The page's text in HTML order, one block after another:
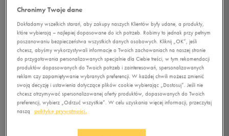
1/1
PUMA T-SHIRT STYLE ATHL
Chronimy Twoje dane
Dokładamy wszelkich starań, aby zakupy naszych Klientów były udane, a produkty,
które wybierają – najlepiej dopasowane do ich potrzeb. Robimy to jednak przy pełnym
poszanowaniu bezpieczeństwa wszystkich danych osobowych. Kliknij „OK”, jeśli
chcesz, abyśmy wykorzystywali informacje o Twoich zachowaniach na naszej stronie
do przygotowania personalizowanych specjalnie dla Ciebie treści, w tym rekomendacji
produktów dopasowanych do Twoich potrzeb i zainteresowań, spersonalizowanych
reklam czy zapamiętywanie wybranych preferencji. W każdej chwili możesz zmienić
swoją decyzję i ustawienia dotyczące plików cookie wybierając „Dostosuj”. Jeśli nie
chcesz otrzymywać spersonalizowanej oferty produktów, dopasowanych do Twoich
preferencji, wybierz „Odrzuć wszystkie”. W celu uzyskania więcej informacji, przeczytaj
naszą
politykę prywatności.